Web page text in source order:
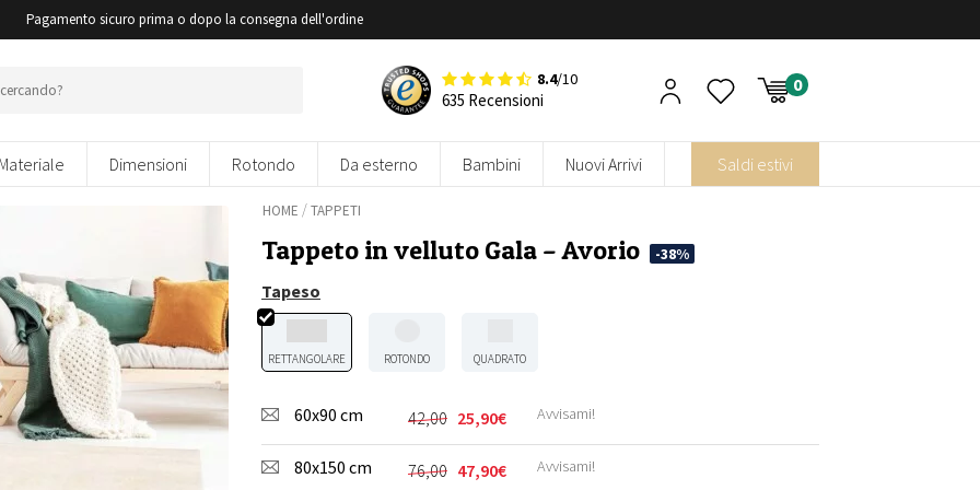
Pagamento sicuro prima o dopo la consegna dell'ordine
8.4/10
635 Recensioni
Dimensioni Rotondo Da esterno Bambini Nuovi Arrivi Saldi estivi
HOME /TAPPETI
Tappeto in velluto Gala – Avorio -38%
Tapeso
RETTANGOLARE ROTONDO QUADRATO
60x90 cm 42,00
Il
prezzo
originale
25,90€
Il
prezzo
attuale
Avvisami!
80x150 cm 76,00
Il 47,90€
Il Avvisami!